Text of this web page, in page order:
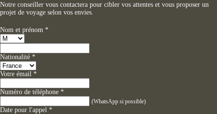
Notre conseiller vous contactera pour cibler vos attentes et vous proposer un
projet de voyage selon vos envies.
Nom et prénom *
Nationalité *
Votre émail *
Numéro de téléphone *
(WhatsApp si possible)
Date pour l'appel *